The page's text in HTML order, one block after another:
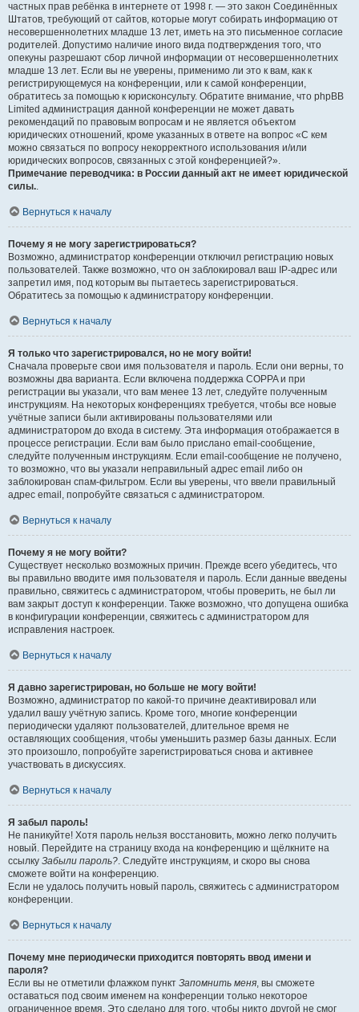
частных прав ребёнка в интернете от 1998 г. — это закон Соединённых
Штатов, требующий от сайтов, которые могут собирать информацию от
несовершеннолетних младше 13 лет, иметь на это письменное согласие
родителей. Допустимо наличие иного вида подтверждения того, что
опекуны разрешают сбор личной информации от несовершеннолетних
младше 13 лет. Если вы не уверены, применимо ли это к вам, как к
регистрирующемуся на конференции, или к самой конференции,
обратитесь за помощью к юрисконсульту. Обратите внимание, что phpBB
Limited администрация данной конференции не может давать
рекомендаций по правовым вопросам и не является объектом
юридических отношений, кроме указанных в ответе на вопрос «С кем
можно связаться по вопросу некорректного использования и/или
юридических вопросов, связанных с этой конференцией?».
Примечание переводчика: в России данный акт не имеет юридической
силы..
Вернуться к началу
Почему я не могу зарегистрироваться?
Возможно, администратор конференции отключил регистрацию новых
пользователей. Также возможно, что он заблокировал ваш IP-адрес или
запретил имя, под которым вы пытаетесь зарегистрироваться.
Обратитесь за помощью к администратору конференции.
Вернуться к началу
Я только что зарегистрировался, но не могу войти!
Сначала проверьте свои имя пользователя и пароль. Если они верны, то
возможны два варианта. Если включена поддержка COPPA и при
регистрации вы указали, что вам менее 13 лет, следуйте полученным
инструкциям. На некоторых конференциях требуется, чтобы все новые
учётные записи были активированы пользователями или
администратором до входа в систему. Эта информация отображается в
процессе регистрации. Если вам было прислано email-сообщение,
следуйте полученным инструкциям. Если email-сообщение не получено,
то возможно, что вы указали неправильный адрес email либо он
заблокирован спам-фильтром. Если вы уверены, что ввели правильный
адрес email, попробуйте связаться с администратором.
Вернуться к началу
Почему я не могу войти?
Существует несколько возможных причин. Прежде всего убедитесь, что
вы правильно вводите имя пользователя и пароль. Если данные введены
правильно, свяжитесь с администратором, чтобы проверить, не был ли
вам закрыт доступ к конференции. Также возможно, что допущена ошибка
в конфигурации конференции, свяжитесь с администратором для
исправления настроек.
Вернуться к началу
Я давно зарегистрирован, но больше не могу войти!
Возможно, администратор по какой-то причине деактивировал или
удалил вашу учётную запись. Кроме того, многие конференции
периодически удаляют пользователей, длительное время не
оставляющих сообщения, чтобы уменьшить размер базы данных. Если
это произошло, попробуйте зарегистрироваться снова и активнее
участвовать в дискуссиях.
Вернуться к началу
Я забыл пароль!
Не паникуйте! Хотя пароль нельзя восстановить, можно легко получить
новый. Перейдите на страницу входа на конференцию и щёлкните на
ссылку Забыли пароль?. Следуйте инструкциям, и скоро вы снова
сможете войти на конференцию.
Если не удалось получить новый пароль, свяжитесь с администратором
конференции.
Вернуться к началу
Почему мне периодически приходится повторять ввод имени и
пароля?
Если вы не отметили флажком пункт Запомнить меня, вы сможете
оставаться под своим именем на конференции только некоторое
ограниченное время. Это сделано для того, чтобы никто другой не смог